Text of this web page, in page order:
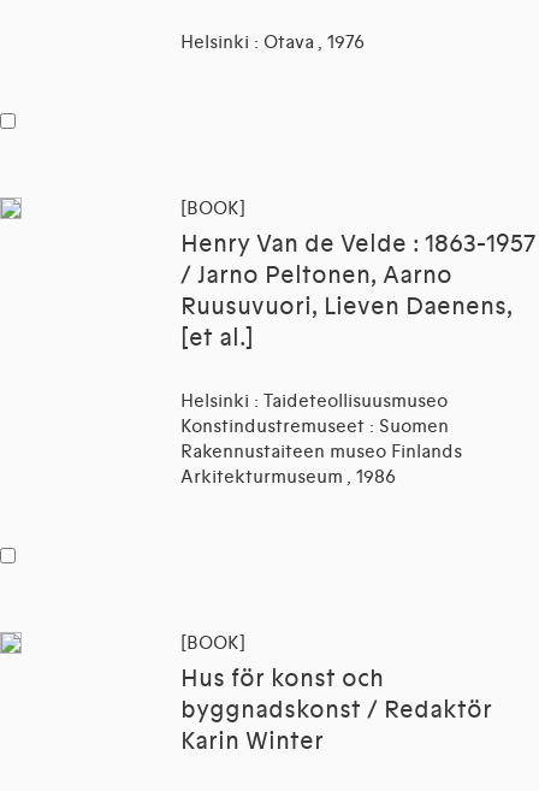
Helsinki : Otava , 1976
[BOOK]
Henry Van de Velde : 1863-1957
/ Jarno Peltonen, Aarno
Ruusuvuori, Lieven Daenens,
[et al.]
Helsinki : Taideteollisuusmuseo
Konstindustremuseet : Suomen
Rakennustaiteen museo Finlands
Arkitekturmuseum , 1986
[BOOK]
Hus för konst och
byggnadskonst / Redaktör
Karin Winter